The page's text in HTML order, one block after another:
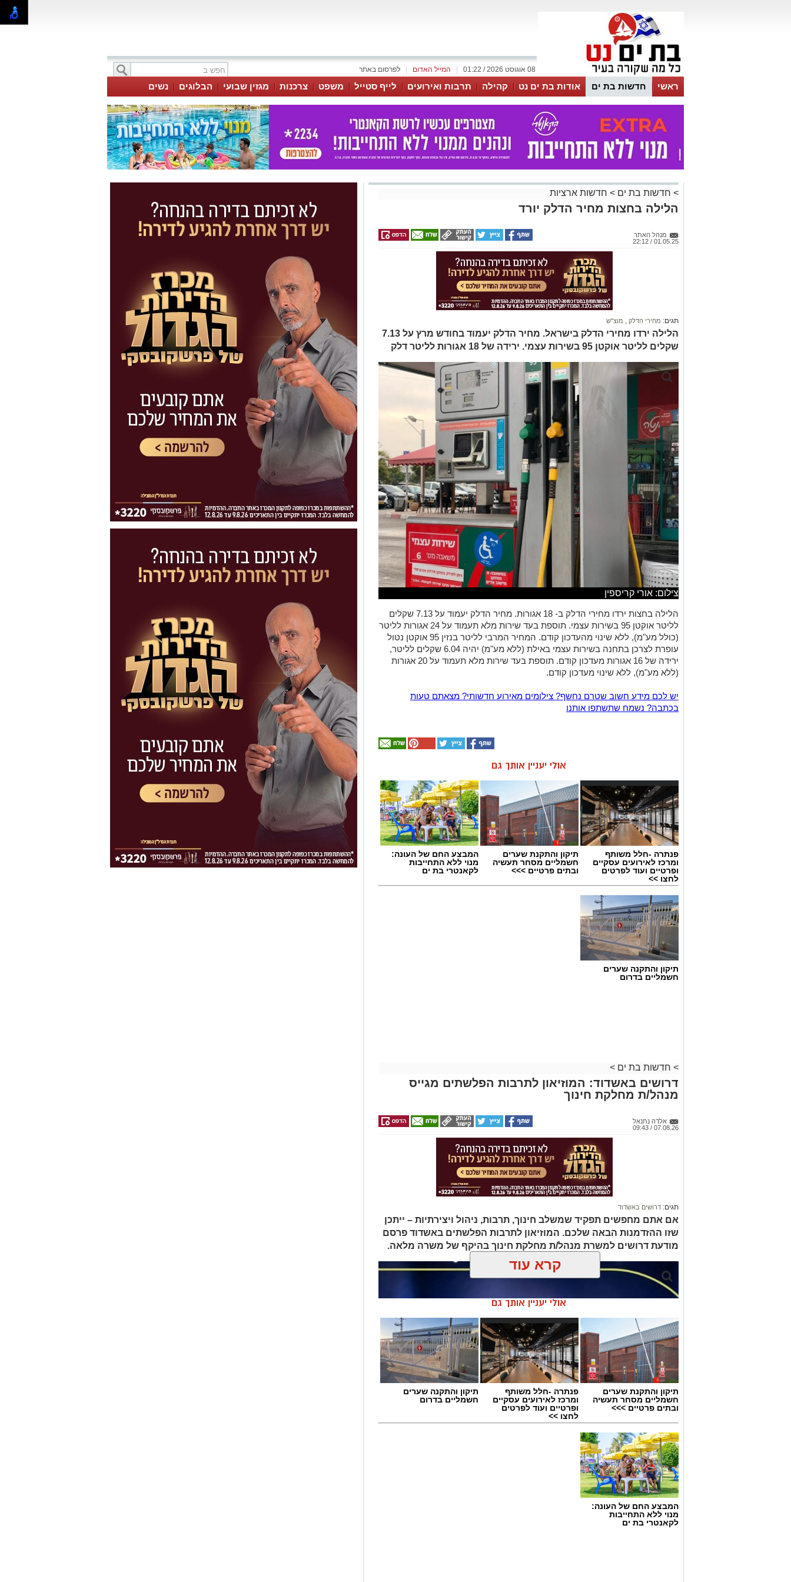
לפרסום באתר המייל האדום 08 אוגוסט 2026 / 01:22
ראשי חדשות בת ים אודות בת ים נט קהילה תרבות ואירועים לייף סטייל משפט צרכנות מגזין שבועי הבלוגים נשים
> חדשות בת ים > חדשות ארציות
הלילה בחצות מחיר הדלק יורד
מנהל האתר
01.05.25 / 22:12
תגים: מחירי הדלק מוצ"ש
הלילה ירדו מחירי הדלק בישראל. מחיר הדלק יעמוד בחודש מרץ על 7.13
שקלים לליטר אוקטן 95 בשירות עצמי. ירידה של 18 אגורות לליטר דלק
צילום: אורי קריספין
הלילה בחצות ירדו מחירי הדלק ב- 18 אגורות. מחיר הדלק יעמוד על 7.13 שקלים
לליטר אוקטן 95 בשירות עצמי.
תוספת בעד שירות מלא תעמוד על 24 אגורות לליטר
(כולל מע"מ), ללא שינוי מהעדכון קודם. המחיר המרבי לליטר בנזין 95 אוקטן נטול
עופרת לצרכן בתחנה בשירות עצמי באילת (ללא מע"מ) יהיה 6.04 שקלים לליטר,
ירידה של 16 אגורות מעדכון קודם. תוספת בעד שירות מלא תעמוד על 20 אגורות
(ללא מע"מ), ללא שינוי מעדכון קודם.
יש לכם מידע חשוב שטרם נחשף? צילומים מאירוע חדשותי? מצאתם טעות
בכתבה? נשמח שתשתפו אותנו
אולי יעניין אותך גם
פנתרה -חלל משותף
ומרכז לאירועים עסקיים
ופרטיים ועוד לפרטים
לחצו >>
תיקון והתקנת שערים
חשמליים מסחר תעשיה
ובתים פרטיים >>>
המבצע החם של העונה:
מנוי ללא התחייבות
לקאנטרי בת ים
תיקון והתקנה שערים
חשמליים בדרום
> חדשות בת ים >
דרושים באשדוד: המוזיאון לתרבות הפלשתים מגייס
מנהל/ת מחלקת חינוך
אלדה נתנאל
07.08.26 / 09:43
תגים: דרושים באשדוד
אם אתם מחפשים תפקיד שמשלב חינוך, תרבות, ניהול ויצירתיות – ייתכן
שזו ההזדמנות הבאה שלכם. המוזיאון לתרבות הפלשתים באשדוד פרסם
מודעת דרושים למשרת מנהל/ת מחלקת חינוך בהיקף של משרה מלאה.
גיוס
במסגרת התפקיד יידרש המועמד להוביל את תחום החינוך וההדרכה במוזיאון, לנהל
ולהוביל צוות מקצועי, לפתח תוכניות חינוכיות, ליצור אירועי תוכן ופרויקטים ייחודיים
קרא עוד
אולי יעניין אותך גם
תיקון והתקנת שערים
חשמליים מסחר תעשיה
ובתים פרטיים >>>
פנתרה -חלל משותף
ומרכז לאירועים עסקיים
ופרטיים ועוד לפרטים
לחצו >>
תיקון והתקנה שערים
חשמליים בדרום
המבצע החם של העונה:
מנוי ללא התחייבות
לקאנטרי בת ים